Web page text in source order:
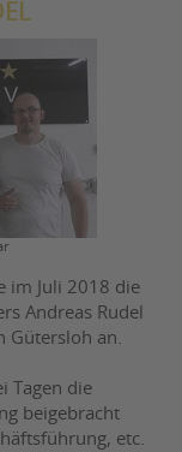
im Juli 2018 die
Andreas Rudel
Gütersloh an.
Tagen die
beigebracht
etc.